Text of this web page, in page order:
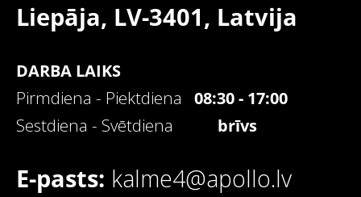
Liepāja, LV-3401, Latvija
DARBA LAIKS
Pirmdiena - Piektdiena 08:30 - 17:00
Sestdiena - Svētdiena brīvs
E-pasts: kalme4@apollo.lv